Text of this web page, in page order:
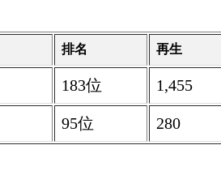
排名 再生
183位 1,455
95位 280